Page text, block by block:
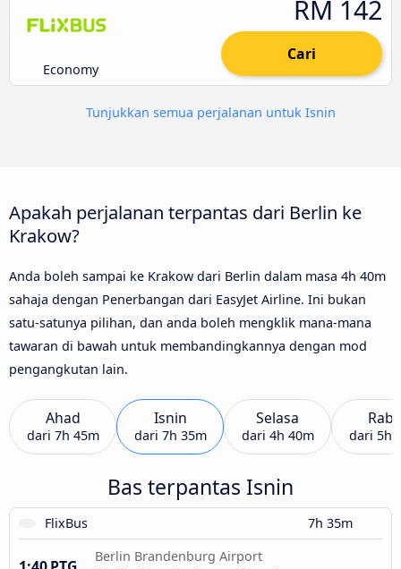
Economy
RM 142
Cari
Tunjukkan semua perjalanan untuk Isnin
Apakah perjalanan terpantas dari Berlin ke
Krakow?
Anda boleh sampai ke Krakow dari Berlin dalam masa 4h 40m
sahaja dengan Penerbangan dari EasyJet Airline. Ini bukan
satu-satunya pilihan, dan anda boleh mengklik mana-mana
tawaran di bawah untuk membandingkannya dengan mod
pengangkutan lain.
Ahad
dari 7h 45m
Isnin
dari 7h 35m
Selasa
dari 4h 40m dari 5h
Bas terpantas Isnin
FlixBus 7h 35m
Berlin Brandenburg Airport